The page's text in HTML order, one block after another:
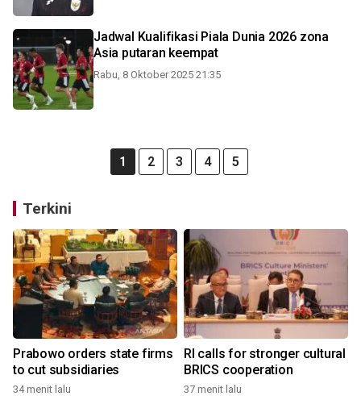
Jadwal Kualifikasi Piala Dunia 2026 zona
Asia putaran keempat
Rabu, 8 Oktober 2025 21:35
1 2 3 4 5
Terkini
Prabowo orders state firms
to cut subsidiaries
34 menit lalu
RI calls for stronger cultural
BRICS cooperation
37 menit lalu